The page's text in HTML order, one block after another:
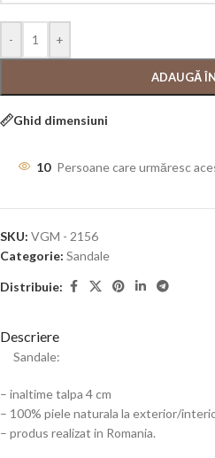
- +
ADAUGĂ
Ghid dimensiuni
10 Persoane care urmăresc
SKU: VGM - 2156
Categorie: Sandale
Distribuie:
Descriere
Sandale:
– inaltime talpa 4 cm
– 100% piele naturala la exterior/
– produs realizat in Romania.